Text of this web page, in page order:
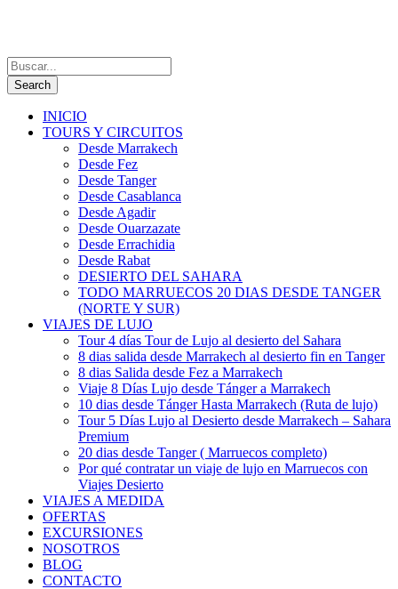
INICIO
TOURS Y CIRCUITOS
Desde Marrakech
Desde Fez
Desde Tanger
Desde Casablanca
Desde Agadir
Desde Ouarzazate
Desde Errachidia
Desde Rabat
DESIERTO DEL SAHARA
TODO MARRUECOS 20 DIAS DESDE TANGER
(NORTE Y SUR)
VIAJES DE LUJO
Tour 4 días Tour de Lujo al desierto del Sahara
8 dias salida desde Marrakech al desierto fin en Tanger
8 dias Salida desde Fez a Marrakech
Viaje 8 Días Lujo desde Tánger a Marrakech
10 dias desde Tánger Hasta Marrakech (Ruta de lujo)
Tour 5 Días Lujo al Desierto desde Marrakech – Sahara
Premium
20 dias desde Tanger ( Marruecos completo)
Por qué contratar un viaje de lujo en Marruecos con
Viajes Desierto
VIAJES A MEDIDA
OFERTAS
EXCURSIONES
NOSOTROS
BLOG
CONTACTO